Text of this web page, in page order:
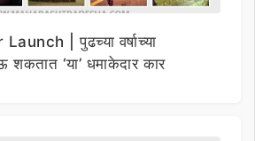
| पुढच्या वर्षाच्या
शकतात ‘या’ धमाकेदार कार